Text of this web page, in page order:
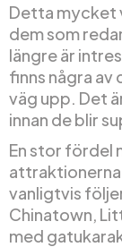
Detta mycket
dem som
längre är
finns några av
väg upp. Det
innan de blir
En stor fördel
vanligtvis
Chinatown,
med